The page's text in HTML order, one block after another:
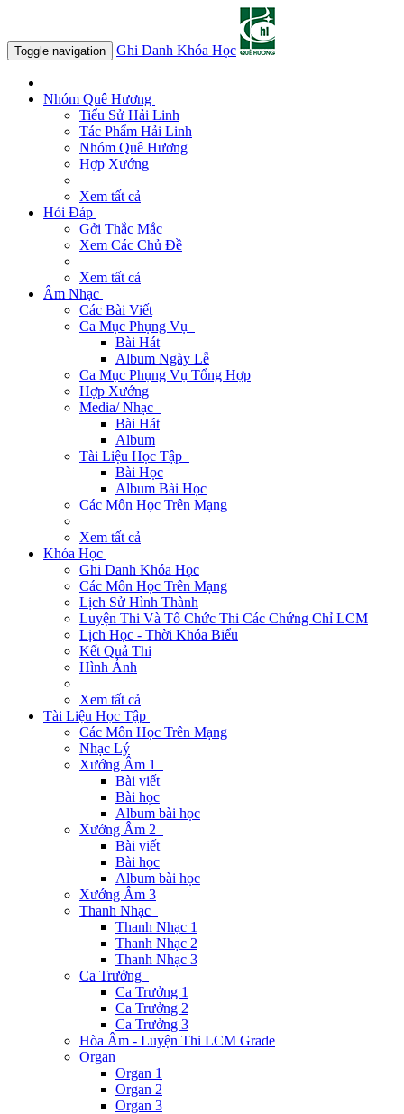
Toggle navigation Ghi Danh Khóa Học
Nhóm Quê Hương
Tiểu Sử Hải Linh
Tác Phẩm Hải Linh
Nhóm Quê Hương
Hợp Xướng
Xem tất cả
Hỏi Đáp
Gởi Thắc Mắc
Xem Các Chủ Đề
Xem tất cả
Âm Nhạc
Các Bài Viết
Ca Mục Phụng Vụ
Bài Hát
Album Ngày Lễ
Ca Mục Phụng Vụ Tổng Hợp
Hợp Xướng
Media/ Nhạc
Bài Hát
Album
Tài Liệu Học Tập
Bài Học
Album Bài Học
Các Môn Học Trên Mạng
Xem tất cả
Khóa Học
Ghi Danh Khóa Học
Các Môn Học Trên Mạng
Lịch Sử Hình Thành
Luyện Thi Và Tổ Chức Thi Các Chứng Chỉ LCM
Lịch Học - Thời Khóa Biểu
Kết Quả Thi
Hình Ảnh
Xem tất cả
Tài Liệu Học Tập
Các Môn Học Trên Mạng
Nhạc Lý
Xướng Âm 1
Bài viết
Bài học
Album bài học
Xướng Âm 2
Bài viết
Bài học
Album bài học
Xướng Âm 3
Thanh Nhạc
Thanh Nhạc 1
Thanh Nhạc 2
Thanh Nhạc 3
Ca Trưởng
Ca Trưởng 1
Ca Trưởng 2
Ca Trưởng 3
Hòa Âm - Luyện Thi LCM Grade
Organ
Organ 1
Organ 2
Organ 3